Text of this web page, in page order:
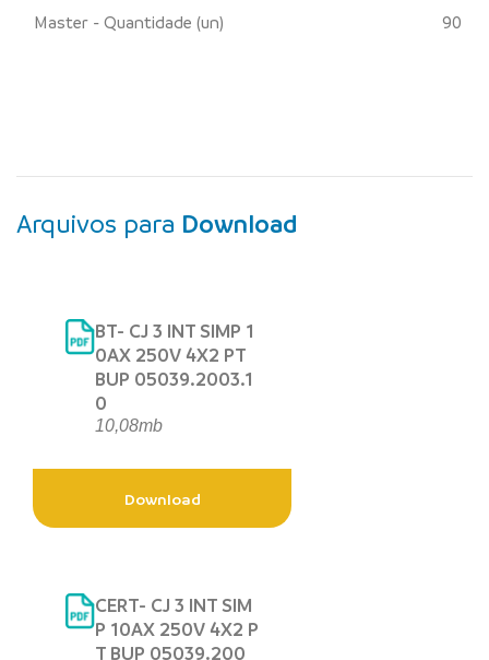
Master - Quantidade (un) 90
Arquivos para Download
BT- CJ 3 INT SIMP 1
0AX 250V 4X2 PT
BUP 05039.2003.1
0
10,08mb
Download
CERT- CJ 3 INT SIM
P 10AX 250V 4X2 P
T BUP 05039.200